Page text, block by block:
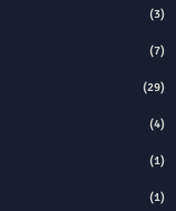
(3)
(7)
(29)
(4)
(1)
(1)